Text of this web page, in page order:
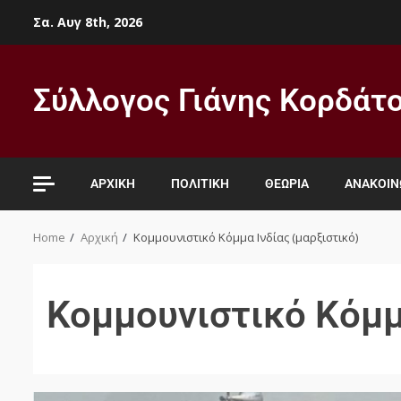
Σα. Αυγ 8th, 2026
Σύλλογος Γιάνης
ΑΡΧΙΚΉ ΠΟΛΙΤΙΚΉ ΘΕΩΡΊΑ
Home Αρχική Κομμουνιστικό Κόμμα Ινδίας (μαρξιστικό)
Κομμουνιστικό